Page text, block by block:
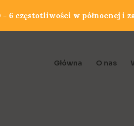
Główna O nas
6 częstotliwości w północnej i